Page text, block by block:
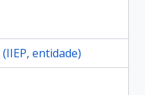
entidade)